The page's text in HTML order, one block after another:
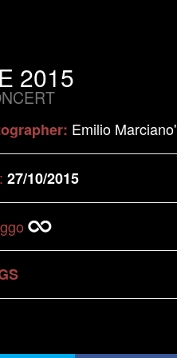
2015
Emilio Marciano'
27/10/2015